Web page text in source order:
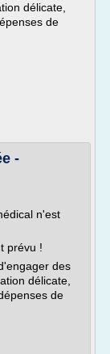
délicate,
de
-
n'est
prévu !
des
délicate,
de